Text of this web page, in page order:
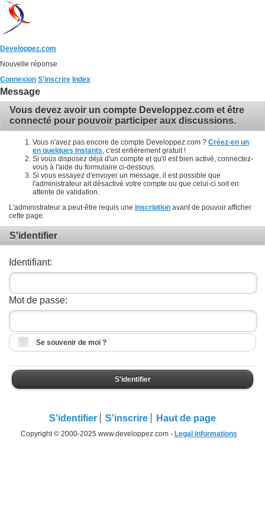
Developpez.com
Nouvelle réponse
Connexion S'inscrire Index
Message
Vous devez avoir un compte Developpez.com et être
connecté pour pouvoir participer aux discussions.
Vous n'avez pas encore de compte Developpez.com ? Créez-en un
en quelques instants , c'est entièrement gratuit !
Si vous disposez déjà d'un compte et qu'il est bien activé, connectez-
vous à l'aide du formulaire ci-dessous.
Si vous essayez d'envoyer un message, il est possible que
l'administrateur ait désactivé votre compte ou que celui-ci soit en
attente de validation.
L'administrateur a peut-être requis une inscription avant de pouvoir afficher
cette page.
S'identifier
Identifiant:
Mot de passe:
Se souvenir de moi ?
S'identifier
S'identifier S'inscrire Haut de page
Copyright © 2000-2025 www.developpez.com - Legal informations